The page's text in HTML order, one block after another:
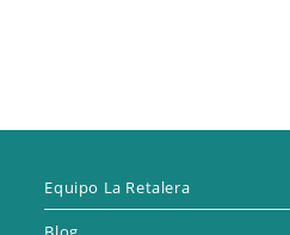
Equipo La Retalera